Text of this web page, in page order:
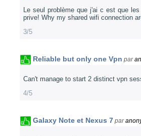
Le seul problème que j'ai c est que
prive! Why my shared wifi connection
3/5
Reliable but only one Vpn par
Can't manage to start 2 distinct vpn
4/5
Galaxy Note et Nexus 7 par